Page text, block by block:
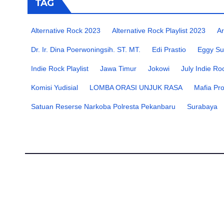
TAG
Alternative Rock 2023 Alternative Rock Playlist 2023
Dr. Ir. Dina Poerwoningsih. ST. MT. Edi Prastio Eggy
Indie Rock Playlist Jawa Timur Jokowi July Indie
Komisi Yudisial LOMBA ORASI UNJUK RASA Mafia
Satuan Reserse Narkoba Polresta Pekanbaru Surabaya